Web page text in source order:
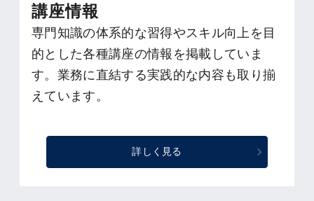
講座情報
専門知識の体系的な習得やスキル向上を目
的とした各種講座の情報を掲載していま
す。業務に直結する実践的な内容も取り揃
えています。
詳しく見る